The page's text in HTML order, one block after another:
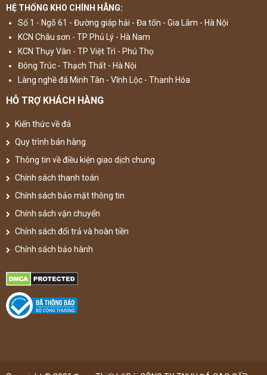
HỆ THỐNG KHO CHÍNH HÃNG:
Số 1 - Ngõ 61 - Đường giáp hải - Đa tốn - Gia Lâm - Hà Nội
KCN Châu sơn - TP Phủ Lý - Hà Nam
KCN Thụy Vân - TP Việt Trì - Phú Thọ
Đông Trúc - Thạch Thất - Hà Nội
Làng nghề đá Minh Tân - Vĩnh Lộc - Thanh Hóa
HỖ TRỢ KHÁCH HÀNG
Kiến thức về đá
Quy trình bán hàng
Thông tin về điều kiện giao dịch chung
Chính sách thanh toán
Chính sách bảo mật thông tin
Chính sách vận chuyển
Chính sách đổi trả và hoàn tiền
Chính sách bảo hành